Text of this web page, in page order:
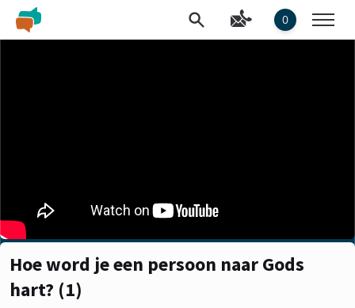
0
Hoe word je een persoon naar Gods
hart? (1)